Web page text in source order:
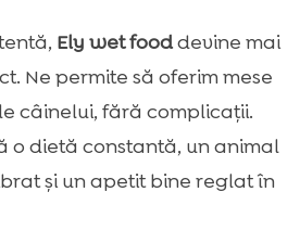
Ely wet fooddevine mai
Ne permite să oferim mese
câinelui, fără complicații.
o dietă constantă, un animal
și un apetit bine reglat în